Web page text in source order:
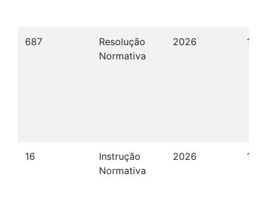
687
Resolução
Normativa
2026 15/
16
Instrução
Normativa
2026 15/